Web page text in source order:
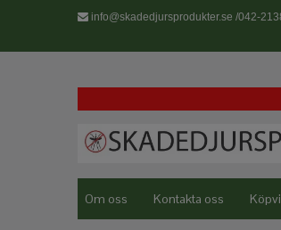
info@skadedjursprodukter.se /042-
Om oss Kontakta oss